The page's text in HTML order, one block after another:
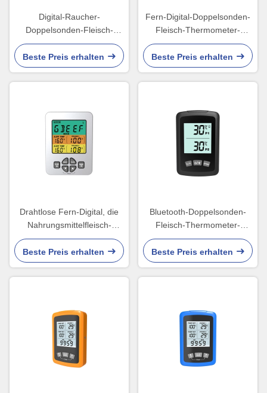
Digital-Raucher-
Doppelsonden-Fleisch-
Thermometer mit Warnung
Beste Preis erhalten
Fern-Digital-Doppelsonden-
Fleisch-Thermometer-
intelligenter Raucher-Grill
Beste Preis erhalten
Drahtlose Fern-Digital, die
Nahrungsmittelfleisch-
Thermometer mit Warnung
kochen
Beste Preis erhalten
Bluetooth-Doppelsonden-
Fleisch-Thermometer-
drahtloser Smart-Grill GRILL
Beste Preis erhalten